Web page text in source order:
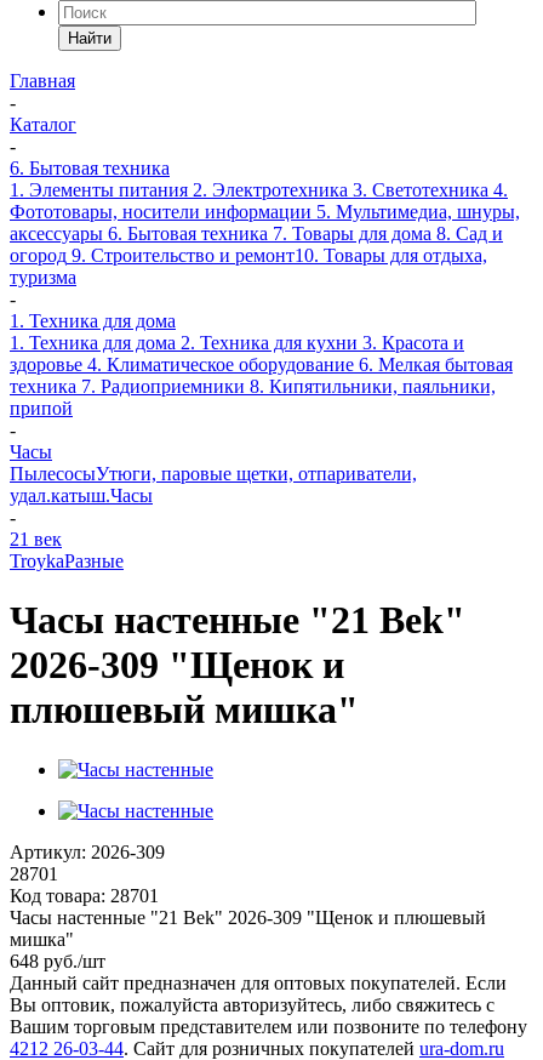
Найти
Главная
-
Каталог
-
6. Бытовая техника
1. Элементы питания 2. Электротехника 3. Светотехника 4.
Фототовары, носители информации 5. Мультимедиа, шнуры,
аксессуары 6. Бытовая техника 7. Товары для дома 8. Сад и
огород 9. Строительство и ремонт10. Товары для отдыха,
туризма
-
1. Техника для дома
1. Техника для дома 2. Техника для кухни 3. Красота и
здоровье 4. Климатическое оборудование 6. Мелкая бытовая
техника 7. Радиоприемники 8. Кипятильники, паяльники,
припой
-
Часы
ПылесосыУтюги, паровые щетки, отпариватели,
удал.катыш.Часы
-
21 век
TroykaРазные
Часы настенные "21 Bek"
2026-309 "Щенок и
плюшевый мишка"
Артикул: 2026-309
28701
Код товара: 28701
Часы настенные "21 Bek" 2026-309 "Щенок и плюшевый
мишка"
648 руб./шт
Данный сайт предназначен для оптовых покупателей. Если
Вы оптовик, пожалуйста авторизуйтесь, либо свяжитесь с
Вашим торговым представителем или позвоните по телефону
4212 26-03-44. Сайт для розничных покупателей ura-dom.ru